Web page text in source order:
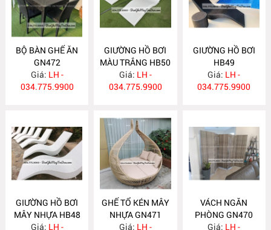
BỘ BÀN GHẾ ĂN
GN472
Giá: LH -
034.775.9900
GIƯỜNG HỒ BƠI
MÀU TRẮNG HB50
Giá: LH -
034.775.9900
GIƯỜNG HỒ BƠI
HB49
Giá: LH -
034.775.9900
GIƯỜNG HỒ BƠI
MÂY NHỰA HB48
Giá: LH -
GHẾ TỔ KÉN MÂY
NHỰA GN471
Giá: LH -
VÁCH NGĂN
PHÒNG GN470
Giá: LH -